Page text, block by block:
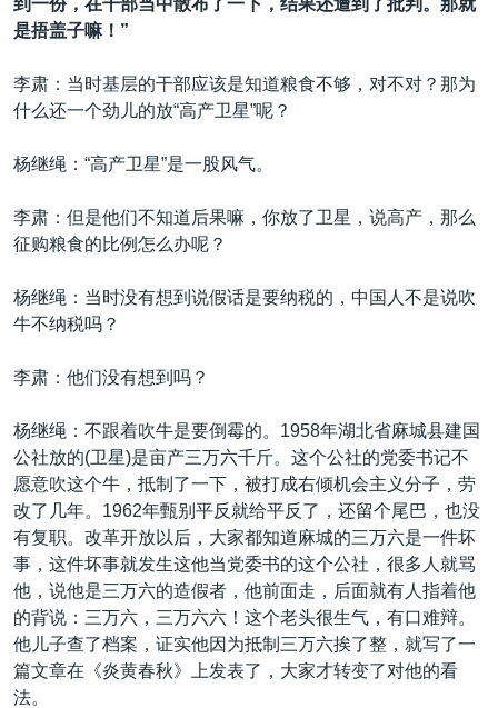
到一份，在干部当中散布了一下，结果还遭到了批判。那就
是捂盖子嘛！”
李肃：当时基层的干部应该是知道粮食不够，对不对？那为
什么还一个劲儿的放“高产卫星”呢？
杨继绳：“高产卫星”是一股风气。
李肃：但是他们不知道后果嘛，你放了卫星，说高产，那么
征购粮食的比例怎么办呢？
杨继绳：当时没有想到说假话是要纳税的，中国人不是说吹
牛不纳税吗？
李肃：他们没有想到吗？
杨继绳：不跟着吹牛是要倒霉的。1958年湖北省麻城县建国
公社放的(卫星)是亩产三万六千斤。这个公社的党委书记不
愿意吹这个牛，抵制了一下，被打成右倾机会主义分子，劳
改了几年。1962年甄别平反就给平反了，还留个尾巴，也没
有复职。改革开放以后，大家都知道麻城的三万六是一件坏
事，这件坏事就发生这他当党委书的这个公社，很多人就骂
他，说他是三万六的造假者，他前面走，后面就有人指着他
的背说：三万六，三万六六！这个老头很生气，有口难辩。
他儿子查了档案，证实他因为抵制三万六挨了整，就写了一
篇文章在《炎黄春秋》上发表了，大家才转变了对他的看
法。